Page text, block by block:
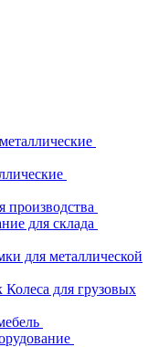
производства
для склада
для металлической
Колеса для грузовых